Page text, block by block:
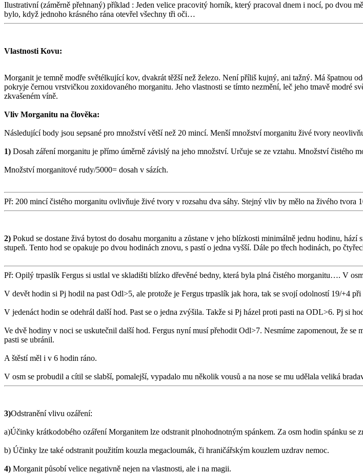
Ilustrativní (záměrně přehnaný) příklad : Jeden velice pracovitý horník, který pracoval dnem i nocí, po dvou
bylo, když jednoho krásného rána otevřel všechny tři oči…
Vlastnosti Kovu:
Morganit je temně modře světélkující kov, dvakrát těžší než železo. Není příliš kujný, ani tažný. Má špatnou
pokryje černou vrstvičkou zoxidovaného morganitu. Jeho vlastnosti se tímto nezmění, leč jeho tmavě modré
zkvašeném víně.
Vliv Morganitu na člověka:
Následující body jsou sepsané pro množství větší než 20 mincí. Menší množství morganitu živé tvory
1) Dosah záření morganitu je přímo úměrně závislý na jeho množství. Určuje se ze vztahu. Množství čistého
Množství morganitové rudy/5000= dosah v sázích.
Př: 200 mincí čistého morganitu ovlivňuje živé tvory v rozsahu dva sáhy. Stejný vliv by mělo na živého tvora
2) Pokud se dostane živá bytost do dosahu morganitu a zůstane v jeho blízkosti minimálně jednu hodinu,
stupeň. Tento hod se opakuje po dvou hodinách znovu, s pastí o jedna vyšší. Dále po třech hodinách, po
Př: Opilý trpaslík Fergus si ustlal ve skladišti blízko dřevěné bedny, která byla plná čistého morganitu…. V
V devět hodin si Pj hodil na past Odl>5, ale protože je Fergus trpaslík jak hora, tak se svojí odolností 19/+4
V jedenáct hodin se odehrál další hod. Past se o jedna zvýšila. Takže si Pj házel proti pasti na ODL>6. Pj si
Ve dvě hodiny v noci se uskutečnil další hod. Fergus nyní musí přehodit Odl>7. Nesmíme zapomenout, že
pasti se ubránil.
A štěstí měl i v 6 hodin ráno.
V osm se probudil a cítil se slabší, pomalejší, vypadalo mu několik vousů a na nose se mu udělala veliká
3)Odstranění vlivu ozáření:
a)Účinky krátkodobého ozáření Morganitem lze odstranit plnohodnotným spánkem. Za osm hodin spánku se
b) Účinky lze také odstranit použitím kouzla megacloumák, či hraničářským kouzlem uzdrav nemoc.
4) Morganit působí velice negativně nejen na vlastnosti, ale i na magii.